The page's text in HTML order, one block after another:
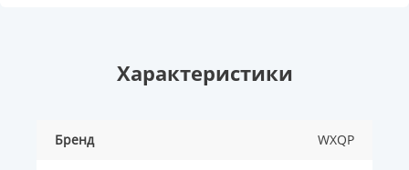
Характеристики
Бренд WXQP